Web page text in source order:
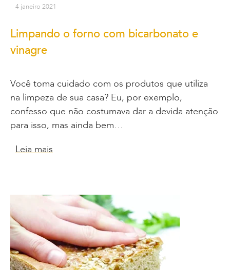
4 janeiro 2021
Limpando o forno com bicarbonato e
vinagre
Você toma cuidado com os produtos que utiliza
na limpeza de sua casa? Eu, por exemplo,
confesso que não costumava dar a devida atenção
para isso, mas ainda bem…
Leia mais